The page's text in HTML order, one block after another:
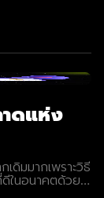
ดแห่ง
ดิมมากเพราะวิธี
ในอนาคตด้วย